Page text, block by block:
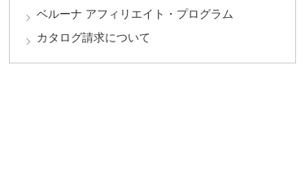
ベルーナ アフィリエイト・プログラム
カタログ請求について